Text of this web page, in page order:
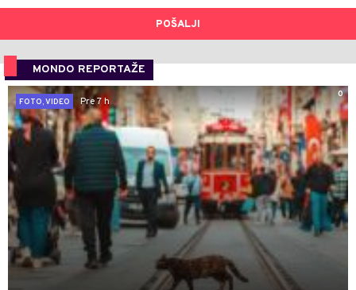
POŠALJI
MONDO REPORTAŽE
0
FOTO, VIDEO
Pre 7 h